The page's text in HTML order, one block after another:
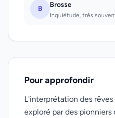
B Brosse
Pour approfondir
L'interprétation des
exploré par des